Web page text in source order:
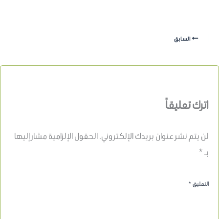
السابق
اترك تعليقاً
لن يتم نشر عنوان بريدك الإلكتروني.الحقول الإلزامية مشار إليها
بـ*
التعليق*